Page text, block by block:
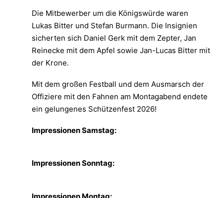
Die Mitbewerber um die Königswürde waren
Lukas Bitter und Stefan Burmann. Die Insignien
sicherten sich Daniel Gerk mit dem Zepter, Jan
Reinecke mit dem Apfel sowie Jan-Lucas Bitter mit
der Krone.
Mit dem großen Festball und dem Ausmarsch der
Offiziere mit den Fahnen am Montagabend endete
ein gelungenes Schützenfest 2026!
Impressionen Samstag:
Impressionen Sonntag:
Impressionen Montag: